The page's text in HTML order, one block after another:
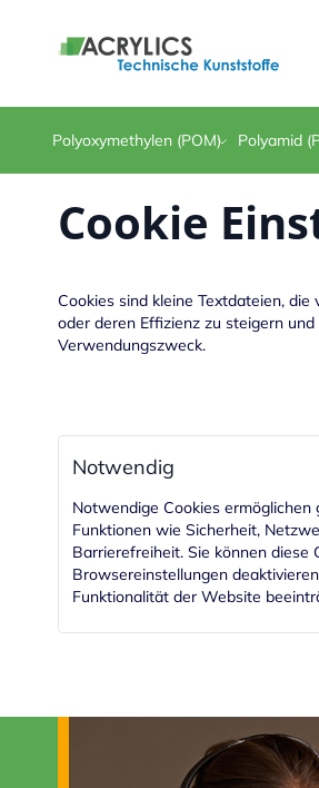
Polyoxymethylen (POM) Polyamid
Cookie
Cookies sind kleine Textdateien,
oder deren Effizienz zu steigern
Verwendungszweck.
Notwendig
Notwendige Cookies ermöglichen
Funktionen wie Sicherheit,
Barrierefreiheit. Sie können diese
Browsereinstellungen
Funktionalität der Website